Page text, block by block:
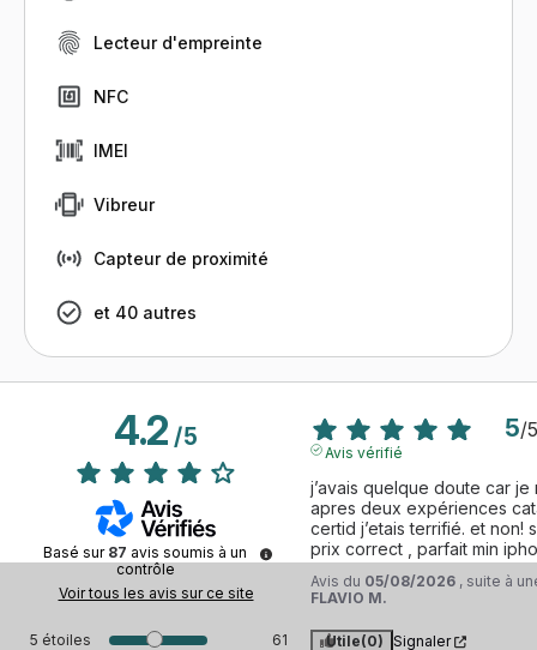
Lecteur d'empreinte
NFC
IMEI
Vibreur
Capteur de proximité
et 40 autres
4.2/5
Basé sur 87 avis soumis à un
contrôle
Voir tous les avis sur ce site
5 étoiles 61
5/5
Avis vérifié
j’avais quelque doute car
apres deux expériences
certid j’etais terrifié. et
prix correct , parfait min
Avis du 05/08/2026 , suite à
FLAVIO M.
Utile(0) Signaler